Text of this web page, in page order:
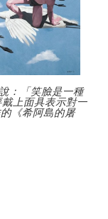
：「笑臉是一種
上面具表示對一
《希阿島的屠